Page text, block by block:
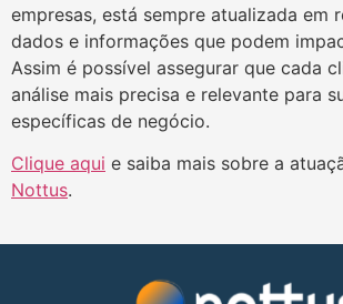
empresas, está sempre atualizada em
dados e informações que podem
Assim é possível assegurar que cada
análise mais precisa e relevante para
específicas de negócio.
Clique aqui e saiba mais sobre a
Nottus.